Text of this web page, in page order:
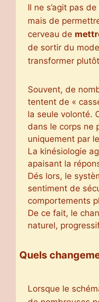
Il ne s’agit pas
mais de
cerveau de
de sortir du
transformer
Souvent, de
tentent de «
la seule volonté.
dans le corps ne
uniquement par
La kinésiologie
apaisant la
Dés lors, le
sentiment de
comportements
De ce fait, le
naturel,
Quels
Lorsque le